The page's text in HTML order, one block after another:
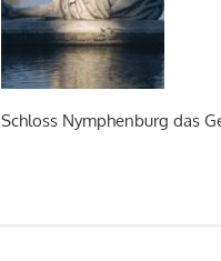
Schloss Nymphenburg das